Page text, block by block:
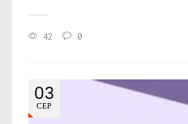
42 0
03
СЕР